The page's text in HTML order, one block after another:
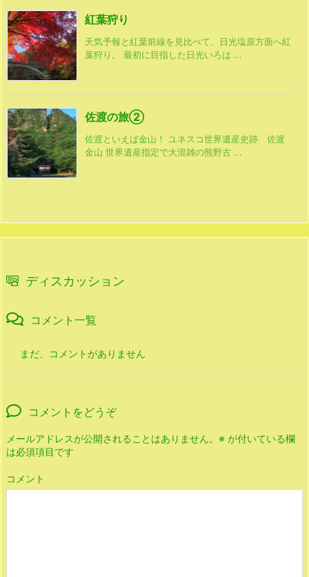
紅葉狩り
天気予報と紅葉前線を見比べて、日光塩原方面へ紅
葉狩り。 最初に目指した日光いろは ...
佐渡の旅②
佐渡といえば金山！ ユネスコ世界遺産史跡 佐渡
金山 世界遺産指定で大混雑の熊野古 ...
ディスカッション
コメント一覧
まだ、コメントがありません
コメントをどうぞ
メールアドレスが公開されることはありません。 ※ が付いている欄
は必須項目です
コメント